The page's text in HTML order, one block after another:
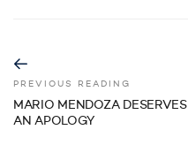
PREVIOUS READING
MARIO MENDOZA DESERVES
AN APOLOGY